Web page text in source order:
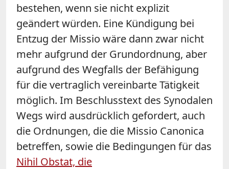
bestehen, wenn sie nicht explizit
geändert würden. Eine Kündigung bei
Entzug der Missio wäre dann zwar nicht
mehr aufgrund der Grundordnung, aber
aufgrund des Wegfalls der Befähigung
für die vertraglich vereinbarte Tätigkeit
möglich. Im Beschlusstext des Synodalen
Wegs wird ausdrücklich gefordert, auch
die Ordnungen, die die Missio Canonica
betreffen, sowie die Bedingungen für das
Nihil Obstat, die